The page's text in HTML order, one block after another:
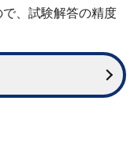
、試験解答の精度